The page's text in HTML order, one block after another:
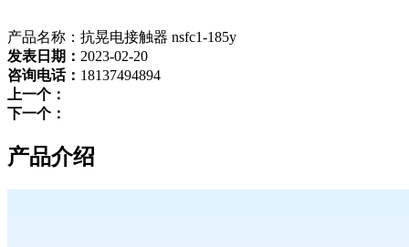
产品名称：抗晃电接触器 nsfc1-185y
发表日期： 2023-02-20
咨询电话： 18137494894
上一个：
下一个：
产品介绍